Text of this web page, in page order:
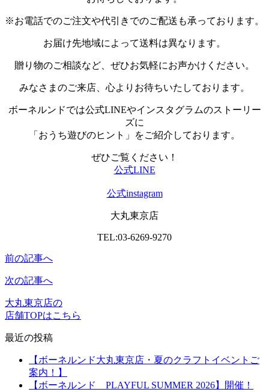
※お電話でのご注文や代引きでのご配送も承っております。
お届け先地域によって送料は異なります。
贈り物のご相談など、ぜひお気軽にお声かけください。
みなさまのご来店、心よりお待ちいたしております。
ボーネルンドでは公式LINEやインスタグラムのストーリー
ズに
「おうち遊びのヒント」をご紹介しております。
ぜひご覧ください！
公式LINE
公式instagram
大丸東京店
TEL:03-6269-9270
前の記事へ
次の記事へ
大丸東京店の
店舗TOPはこちら
最近の投稿
【ボーネルンド大丸東京店・夏のクラフトイベントご
案内！】
【ボーネルンド PLAYFUL SUMMER 2026】開催！